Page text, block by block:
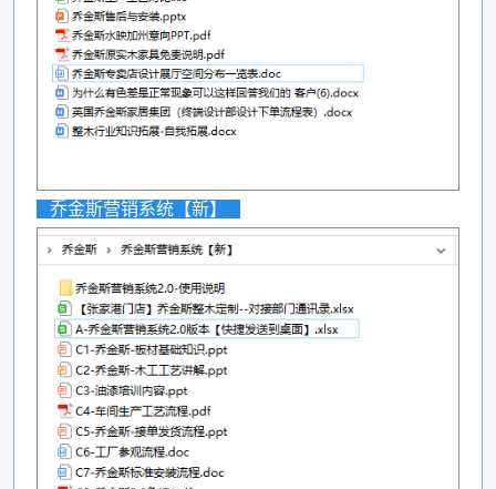
乔金斯营销系统【新】